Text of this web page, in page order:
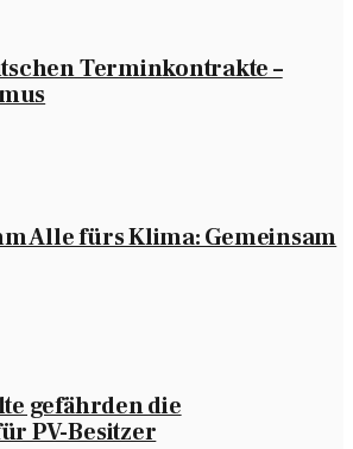
Terminkontrakte –
Alle fürs Klima: Gemeinsam
gefährden die
PV-Besitzer